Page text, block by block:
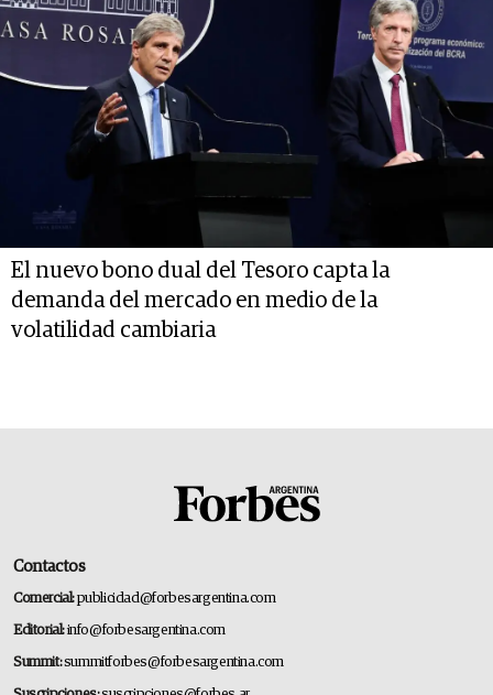
El nuevo bono dual del Tesoro capta la
demanda del mercado en medio de la
volatilidad cambiaria
Contactos
Comercial:publicidad@forbesargentina.com
Editorial:info@forbesargentina.com
Summit:summitforbes@forbesargentina.com